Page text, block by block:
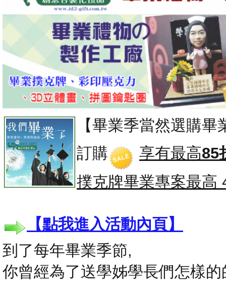
【畢業季當然選購
訂購
享有最高85
撲克牌畢業專案最高
【點我進入活動內頁】
到了每年畢業季節,
你曾經為了送學姊學長們怎樣